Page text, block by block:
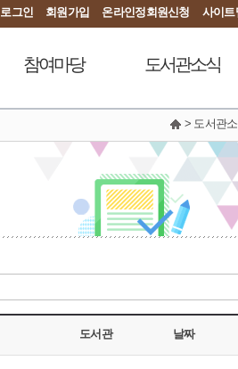
로그인 회원가입 온라인정회원신청 사이트
참여마당 도서관소식
공지사항
공개자료실
> 도서관
도서관 날짜